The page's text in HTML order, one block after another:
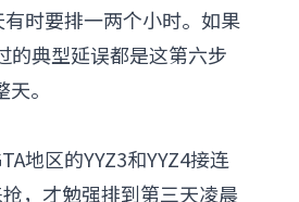
时要排一两个小时。如果
的典型延误都是这第六步
。
地区的YYZ3和YYZ4接连
，才勉强排到第三天凌晨